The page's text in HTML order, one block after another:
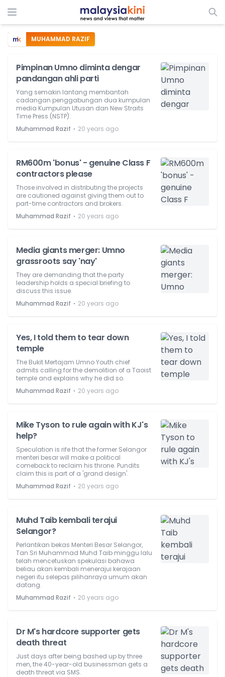
MUHAMMAD RAZIF
Pimpinan Umno diminta dengar
pandangan ahli parti
Yang semakin lantang membantah
cadangan penggabungan dua kumpulan
media Kumpulan Utusan dan New Straits
Time Press (NSTP).
Muhammad Razif ⋅ 20 years ago
RM600m 'bonus' - genuine Class F
contractors please
Those involved in distributing the projects
are cautioned against giving them out to
part-time contractors and brokers.
Muhammad Razif ⋅ 20 years ago
Media giants merger: Umno
grassroots say 'nay'
They are demanding that the party
leadership holds a special briefing to
discuss this issue.
Muhammad Razif ⋅ 20 years ago
Yes, I told them to tear down
temple
The Bukit Mertajam Umno Youth chief
admits calling for the demolition of a Taoist
temple and explains why he did so.
Muhammad Razif ⋅ 20 years ago
Mike Tyson to rule again with KJ's
help?
Speculation is rife that the former Selangor
menteri besar will make a political
comeback to reclaim his throne. Pundits
claim this is part of a 'grand design'.
Muhammad Razif ⋅ 20 years ago
Muhd Taib kembali terajui
Selangor?
Perlantikan bekas Menteri Besar Selangor,
Tan Sri Muhammad Muhd Taib minggu lalu
telah mencetuskan spekulasi bahawa
beliau akan kembali menerajui kerajaan
negeri itu selepas pilihanraya umum akan
datang.
Muhammad Razif ⋅ 20 years ago
Dr M's hardcore supporter gets
death threat
Just days after being bashed up by three
men, the 40-year-old businessman gets a
death threat via SMS.